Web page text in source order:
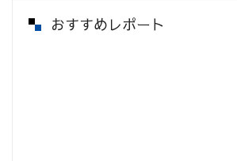
おすすめレポート